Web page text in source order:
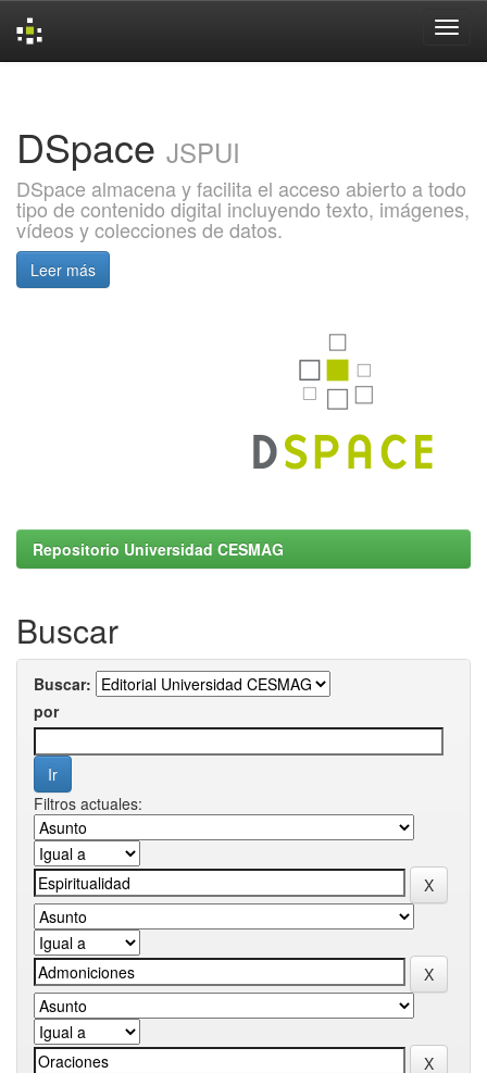
DSpace JSPUI
DSpace almacena y facilita el acceso abierto a todo
tipo de contenido digital incluyendo texto, imágenes,
vídeos y colecciones de datos.
Leer más
Repositorio Universidad CESMAG
Buscar
Buscar:
por
Filtros actuales: